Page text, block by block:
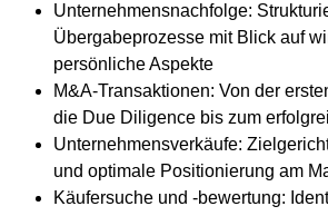
Unternehmensnachfolge:
Übergabeprozesse mit Blick auf
persönliche Aspekte
M&A-Transaktionen: Von der
die Due Diligence bis zum
Unternehmensverkäufe:
und optimale Positionierung am
Käufersuche und -bewertung: